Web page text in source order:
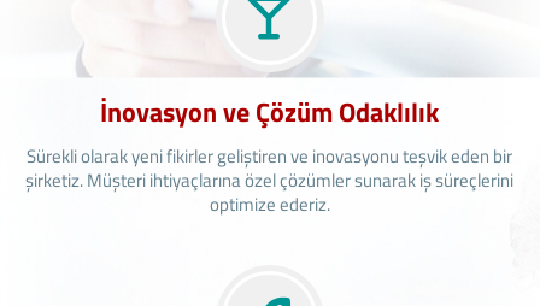
İnovasyon ve Çözüm Odaklılık
Sürekli olarak yeni fikirler geliştiren ve inovasyonu teşvik eden bir
şirketiz. Müşteri ihtiyaçlarına özel çözümler sunarak iş süreçlerini
optimize ederiz.